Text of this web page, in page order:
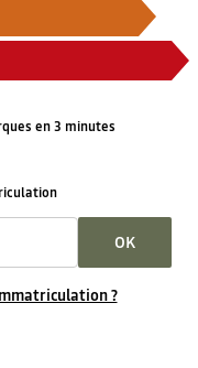
en 3 minutes
OK
?